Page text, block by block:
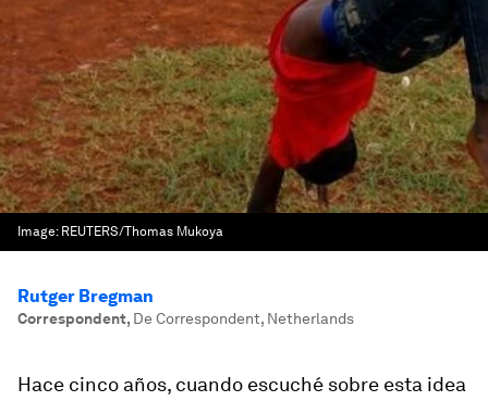
Image: REUTERS/Thomas Mukoya
Rutger Bregman
Correspondent, De Correspondent, Netherlands
Hace cinco años, cuando escuché sobre esta idea